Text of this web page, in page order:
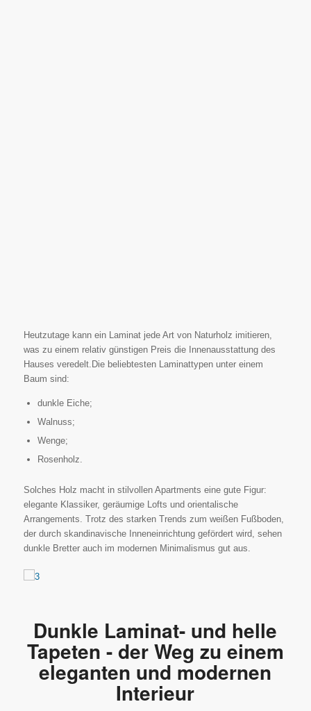
Heutzutage kann ein Laminat jede Art von Naturholz imitieren,
was zu einem relativ günstigen Preis die Innenausstattung des
Hauses veredelt.Die beliebtesten Laminattypen unter einem
Baum sind:
dunkle Eiche;
Walnuss;
Wenge;
Rosenholz.
Solches Holz macht in stilvollen Apartments eine gute Figur:
elegante Klassiker, geräumige Lofts und orientalische
Arrangements. Trotz des starken Trends zum weißen Fußboden,
der durch skandinavische Inneneinrichtung gefördert wird, sehen
dunkle Bretter auch im modernen Minimalismus gut aus.
Dunkle Laminat- und helle
Tapeten - der Weg zu einem
eleganten und modernen
Interieur